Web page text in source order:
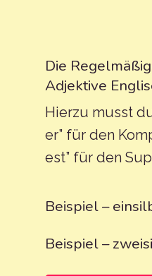
Die
Adjektive
Hierzu musst
er” für den
est” für den
Beispiel –
Beispiel –